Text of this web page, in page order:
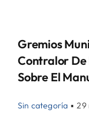
Gremios
Contralor De
Sobre El
Sin categoría ▪ 29